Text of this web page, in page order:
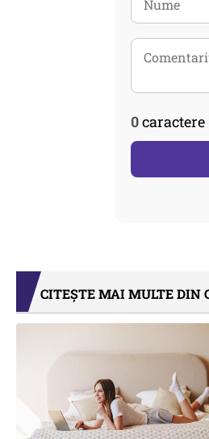
0caractere
CITEȘTE MAI MULTE DIN